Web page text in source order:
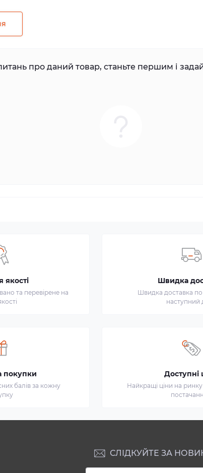
про даний товар, станьте першим і
якості
та перевірене на
Швидка
Швидка доставка по
наступний
покупки
балів за кожну
Доступні
Найкращі ціни на
СЛІДКУЙТЕ ЗА